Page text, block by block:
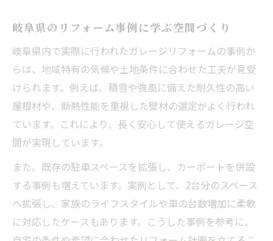
方法
劣化対策に役立つリフォーム素材選びのコ
ツ
長く使えるガレージを目指すリフォーム技
術
屋根補強や防水に強いリフォーム実践法
リフォームで耐震性を向上させるポイント
趣味も楽しめるリフォーム事例を紹介
趣味空間としてのガレージリフォーム活用
法
リフォームでガレージを多目的スペースに
岐阜県のリフォーム事例に学ぶ空間づくり
岐阜県内で実際に行われたガレージリフォームの事例か
らは、地域特有の気候や土地条件に合わせた工夫が見受
けられます。例えば、積雪や強風に備えた耐久性の高い
屋根材や、断熱性能を重視した壁材の選定がよく行われ
ています。これにより、長く安心して使えるガレージ空
間が実現しています。
また、既存の駐車スペースを拡張し、カーポートを併設
する事例も増えています。実例として、2台分のスペース
へ拡張し、家族のライフスタイルや車の台数増加に柔軟
に対応したケースもあります。こうした事例を参考に、